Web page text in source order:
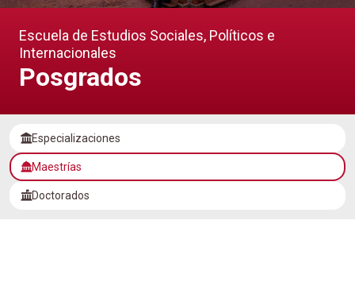
Escuela de Estudios Sociales, Políticos e
Internacionales
Posgrados
Especializaciones
Maestrías
Doctorados